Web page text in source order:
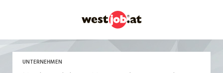
UNTERNEHMEN